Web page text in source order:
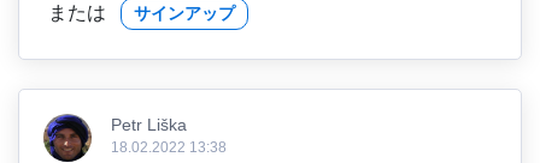
または サインアップ
Petr Liška
18.02.2022 13:38